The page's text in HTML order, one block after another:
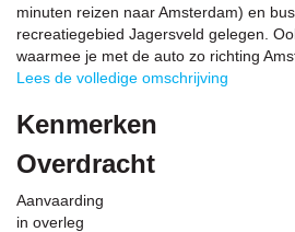
minuten reizen naar Amsterdam) en
recreatiegebied Jagersveld gelegen.
waarmee je met de auto zo richting
Lees de volledige omschrijving
Kenmerken
Overdracht
Aanvaarding
in overleg